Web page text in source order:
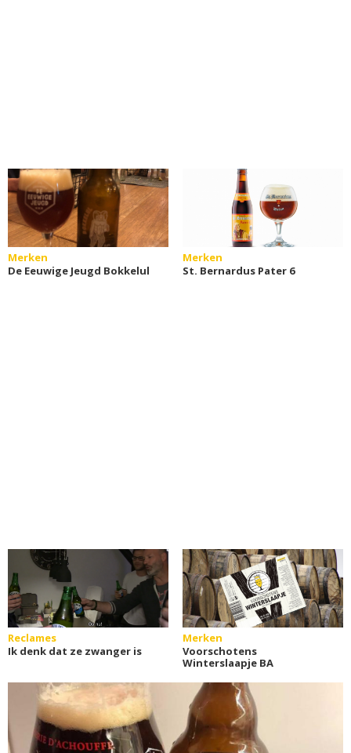
Merken
De Eeuwige Jeugd Bokkelul
Merken
St. Bernardus Pater 6
Reclames
Ik denk dat ze zwanger is
Merken
Voorschotens
Winterslaapje BA